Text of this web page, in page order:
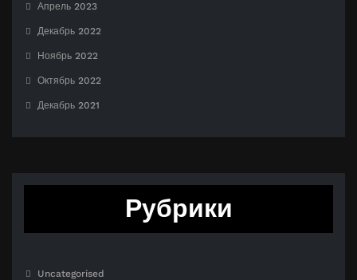
Апрель 2023
Декабрь 2022
Ноябрь 2022
Октябрь 2022
Декабрь 2021
Рубрики
Uncategorised